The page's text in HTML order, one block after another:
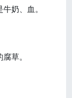
奶、血。
草。